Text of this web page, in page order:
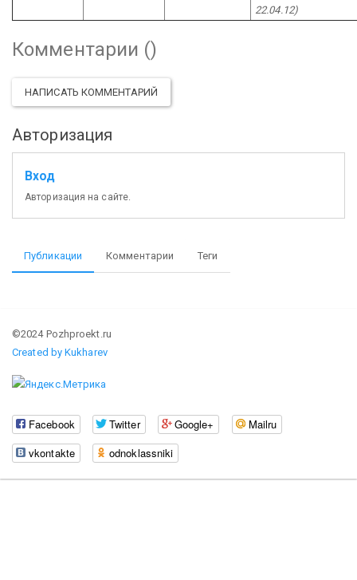
22.04.12)
Комментарии ()
НАПИСАТЬ КОММЕНТАРИЙ
Авторизация
Вход
Авторизация на сайте.
Публикации Комментарии Теги
©2024 Pozhproekt.ru
Created by Kukharev
Facebook Twitter Google+
Mailru
vkontakte
odnoklassniki